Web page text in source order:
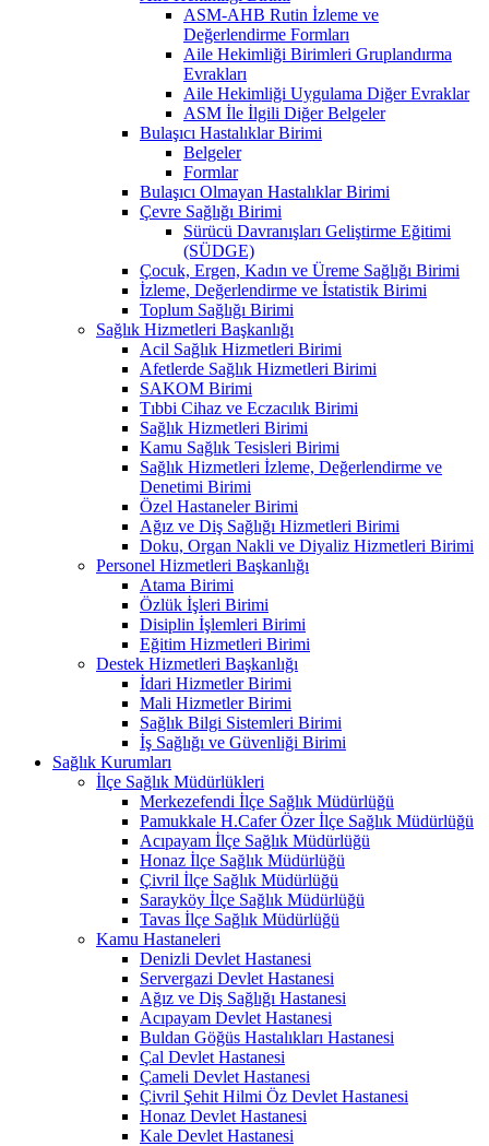
ASM-AHB Rutin İzleme ve
Değerlendirme Formları
Aile Hekimliği Birimleri Gruplandırma
Evrakları
Aile Hekimliği Uygulama Diğer Evraklar
ASM İle İlgili Diğer Belgeler
Bulaşıcı Hastalıklar Birimi
Belgeler
Formlar
Bulaşıcı Olmayan Hastalıklar Birimi
Çevre Sağlığı Birimi
Sürücü Davranışları Geliştirme Eğitimi
(SÜDGE)
Çocuk, Ergen, Kadın ve Üreme Sağlığı Birimi
İzleme, Değerlendirme ve İstatistik Birimi
Toplum Sağlığı Birimi
Sağlık Hizmetleri Başkanlığı
Acil Sağlık Hizmetleri Birimi
Afetlerde Sağlık Hizmetleri Birimi
SAKOM Birimi
Tıbbi Cihaz ve Eczacılık Birimi
Sağlık Hizmetleri Birimi
Kamu Sağlık Tesisleri Birimi
Sağlık Hizmetleri İzleme, Değerlendirme ve
Denetimi Birimi
Özel Hastaneler Birimi
Ağız ve Diş Sağlığı Hizmetleri Birimi
Doku, Organ Nakli ve Diyaliz Hizmetleri Birimi
Personel Hizmetleri Başkanlığı
Atama Birimi
Özlük İşleri Birimi
Disiplin İşlemleri Birimi
Eğitim Hizmetleri Birimi
Destek Hizmetleri Başkanlığı
İdari Hizmetler Birimi
Mali Hizmetler Birimi
Sağlık Bilgi Sistemleri Birimi
İş Sağlığı ve Güvenliği Birimi
Sağlık Kurumları
İlçe Sağlık Müdürlükleri
Merkezefendi İlçe Sağlık Müdürlüğü
Pamukkale H.Cafer Özer İlçe Sağlık Müdürlüğü
Acıpayam İlçe Sağlık Müdürlüğü
Honaz İlçe Sağlık Müdürlüğü
Çivril İlçe Sağlık Müdürlüğü
Sarayköy İlçe Sağlık Müdürlüğü
Tavas İlçe Sağlık Müdürlüğü
Kamu Hastaneleri
Denizli Devlet Hastanesi
Servergazi Devlet Hastanesi
Ağız ve Diş Sağlığı Hastanesi
Acıpayam Devlet Hastanesi
Buldan Göğüs Hastalıkları Hastanesi
Çal Devlet Hastanesi
Çameli Devlet Hastanesi
Çivril Şehit Hilmi Öz Devlet Hastanesi
Honaz Devlet Hastanesi
Kale Devlet Hastanesi